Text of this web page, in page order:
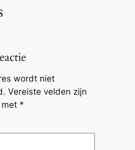
wordt niet
Vereiste velden zijn
*